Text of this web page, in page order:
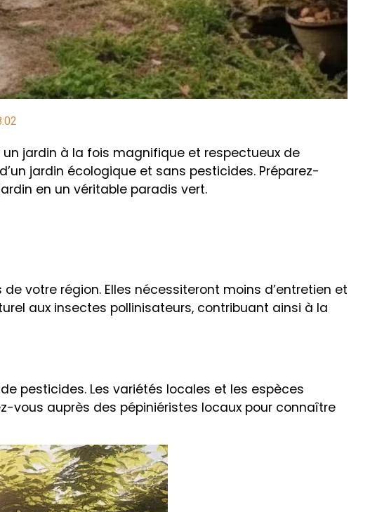
jardin à la fois magnifique et respectueux de
jardin écologique et sans pesticides. Préparez-
en un véritable paradis vert.
votre région. Elles nécessiteront moins d’entretien et
aux insectes pollinisateurs, contribuant ainsi à la
pesticides. Les variétés locales et les espèces
vous auprès des pépiniéristes locaux pour connaître